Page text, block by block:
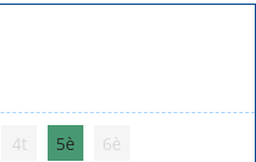
4t 5è
6è